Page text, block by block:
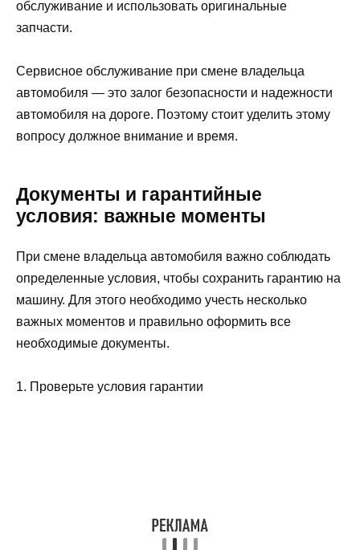
обслуживание и использовать оригинальные
запчасти.
Сервисное обслуживание при смене владельца
автомобиля — это залог безопасности и надежности
автомобиля на дороге. Поэтому стоит уделить этому
вопросу должное внимание и время.
Документы и гарантийные
условия: важные моменты
При смене владельца автомобиля важно соблюдать
определенные условия, чтобы сохранить гарантию на
машину. Для этого необходимо учесть несколько
важных моментов и правильно оформить все
необходимые документы.
1. Проверьте условия гарантии